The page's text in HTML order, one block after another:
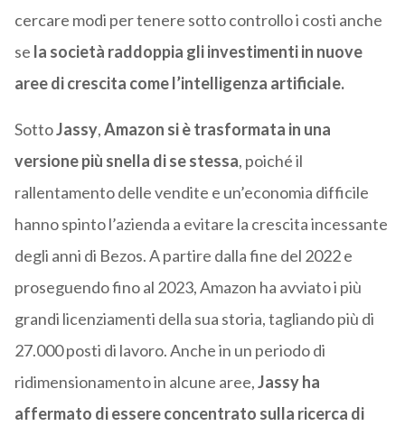
cercare modi per tenere sotto controllo i costi anche
se la società raddoppia gli investimenti in nuove
aree di crescita come l’intelligenza artificiale.
SottoJassy,Amazon si è trasformata in una
versione più snella di se stessa, poiché il
rallentamento delle vendite e un’economia difficile
hanno spinto l’azienda a evitare la crescita incessante
degli anni di Bezos. A partire dalla fine del 2022 e
proseguendo fino al 2023, Amazon ha avviato i più
grandi licenziamenti della sua storia, tagliando più di
27.000 posti di lavoro. Anche in un periodo di
ridimensionamento in alcune aree,Jassy ha
affermato di essere concentrato sulla ricerca di